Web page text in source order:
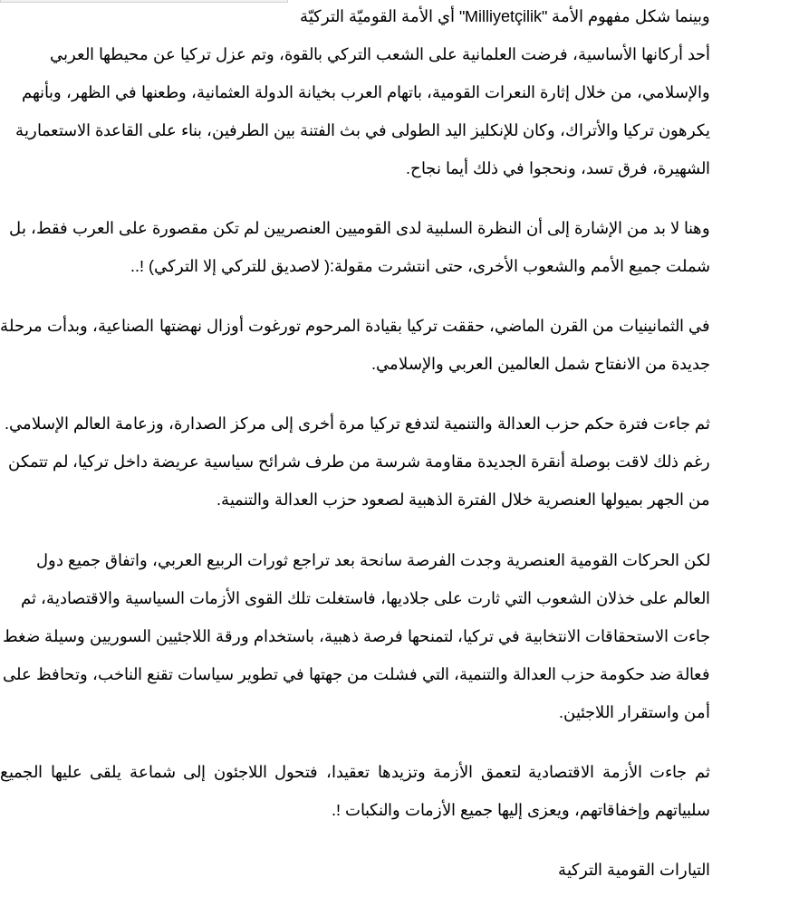
وبينما شكل مفهوم الأمة "Milliyetçilik" أي الأمة القوميّة التركيّة
أحد أركانها الأساسية، فرضت العلمانية على الشعب التركي بالقوة، وتم عزل تركيا عن محيطها العربي
والإسلامي، من خلال إثارة النعرات القومية، باتهام العرب بخيانة الدولة العثمانية، وطعنها في الظهر، وبأنهم
يكرهون تركيا والأتراك، وكان للإنكليز اليد الطولى في بث الفتنة بين الطرفين، بناء على القاعدة الاستعمارية
الشهيرة، فرق تسد، ونحجوا في ذلك أيما نجاح.
وهنا لا بد من الإشارة إلى أن النظرة السلبية لدى القوميين العنصريين لم تكن مقصورة على العرب فقط، بل
شملت جميع الأمم والشعوب الأخرى، حتى انتشرت مقولة:( لاصديق للتركي إلا التركي) !..
في الثمانينيات من القرن الماضي، حققت تركيا بقيادة المرحوم تورغوت أوزال نهضتها الصناعية، وبدأت مرحلة
جديدة من الانفتاح شمل العالمين العربي والإسلامي.
ثم جاءت فترة حكم حزب العدالة والتنمية لتدفع تركيا مرة أخرى إلى مركز الصدارة، وزعامة العالم الإسلامي.
رغم ذلك لاقت بوصلة أنقرة الجديدة مقاومة شرسة من طرف شرائح سياسية عريضة داخل تركيا، لم تتمكن
من الجهر بميولها العنصرية خلال الفترة الذهبية لصعود حزب العدالة والتنمية.
لكن الحركات القومية العنصرية وجدت الفرصة سانحة بعد تراجع ثورات الربيع العربي، واتفاق جميع دول
العالم على خذلان الشعوب التي ثارت على جلاديها، فاستغلت تلك القوى الأزمات السياسية والاقتصادية، ثم
جاءت الاستحقاقات الانتخابية في تركيا، لتمنحها فرصة ذهبية، باستخدام ورقة اللاجئيين السوريين وسيلة ضغط
فعالة ضد حكومة حزب العدالة والتنمية، التي فشلت من جهتها في تطوير سياسات تقنع الناخب، وتحافظ على
أمن واستقرار اللاجئين.
ثم جاءت الأزمة الاقتصادية لتعمق الأزمة وتزيدها تعقيدا، فتحول اللاجئون إلى شماعة يلقى عليها الجميع
سلبياتهم وإخفاقاتهم، ويعزى إليها جميع الأزمات والنكبات !.
التيارات القومية التركية